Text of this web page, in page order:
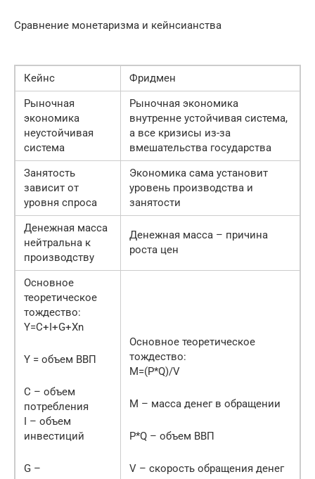
Сравнение монетаризма и кейнсианства
Кейнс
Фридмен
Рыночная
экономика
неустойчивая
система
Рыночная экономика
внутренне устойчивая система,
а все кризисы из-за
вмешательства государства
Занятость
зависит от
уровня спроса
Экономика сама установит
уровень производства и
занятости
Денежная масса
нейтральна к
производству
Денежная масса – причина
роста цен
Основное
теоретическое
тождество:
Y=C+I+G+Xn
Y = объем ВВП
C – объем
потребления
I – объем
инвестиций
G –
Основное теоретическое
тождество:
М=(P*Q)/V
M – масса денег в обращении
P*Q – объем ВВП
V – скорость обращения денег